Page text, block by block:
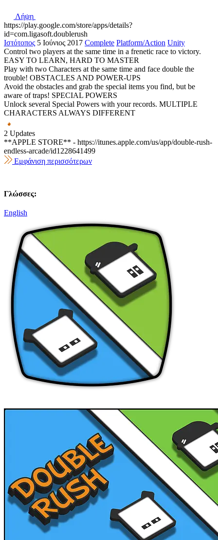
Λήψη
https://play.google.com/store/apps/details?
id=com.ligasoft.doublerush
Ιστότοπος 5 Ιούνιος 2017 Complete Platform/Action Unity
Control two players at the same time in a frenetic race to victory.
EASY TO LEARN, HARD TO MASTER
Play with two Characters at the same time and face double the
trouble! OBSTACLES AND POWER-UPS
Avoid the obstacles and grab the special items you find, but be
aware of traps! SPECIAL POWERS
Unlock several Special Powers with your records. MULTIPLE
CHARACTERS ALWAYS DIFFERENT
2 Updates
**APPLE STORE** - https://itunes.apple.com/us/app/double-rush-
endless-arcade/id1228641499
Εμφάνιση περισσότερων
Γλώσσες:
English